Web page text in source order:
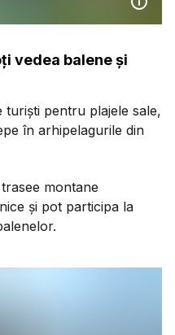
vedea balene și
turiști pentru plajele sale,
în arhipelagurile din
montane
și pot participa la